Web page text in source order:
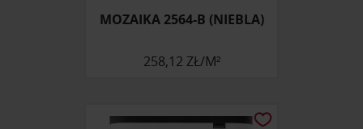
MOZAIKA 2564-B (NIEBLA)
258,12 ZŁ/M²